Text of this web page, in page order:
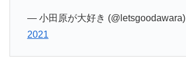
— 小田原が大好き (@letsgoodawara)
2021